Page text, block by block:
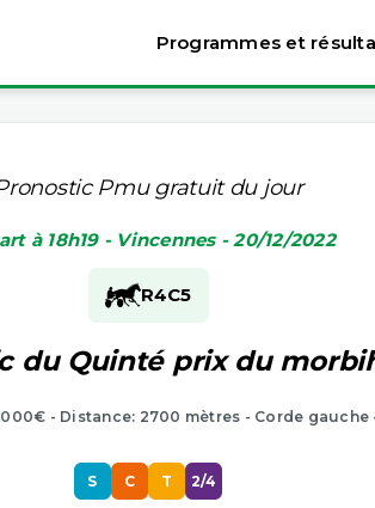
Programmes et
Pmu gratuit du jour
à 18h19 - Vincennes - 20/12/2022
R4C5
du Quinté prix du
- Distance: 2700 mètres - Corde gauche
S C T 2/4